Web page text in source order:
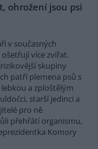
ohrožení jsou psi
v současných
více zvířat.
skupiny
patří plemena psů s
a zploštělým
starší jedinci a
pro ně
přehřátí organismu,
Komory